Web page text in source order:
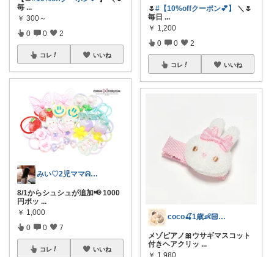
毎 ...
￥ 300～
0 0 2
コレ いいね
みい♡2児ママᕱ⑅ᕱﾞ
8/1からシュシュが追加📢 1000
円ポッ ...
￥ 1,000
0 0 7
コレ いいね
🌷#【10%offクーポン💕】
＼🌷
毎日 ...
￥ 1,200
0 0 2
コレ いいね
coco🍒1歳👶🏻5歳🐈
メゾピアノ🎀ウサギマスコット
付きヘアクリッ ...
￥ 1,980